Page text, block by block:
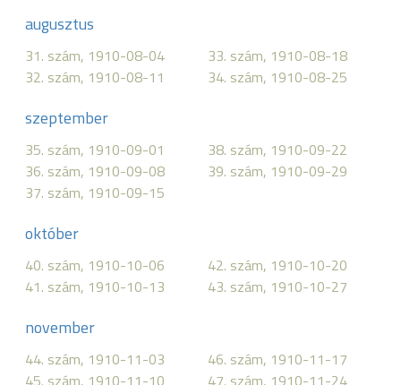
augusztus
31. szám, 1910-08-04
32. szám, 1910-08-11
33. szám, 1910-08-18
34. szám, 1910-08-25
szeptember
35. szám, 1910-09-01
36. szám, 1910-09-08
37. szám, 1910-09-15
38. szám, 1910-09-22
39. szám, 1910-09-29
október
40. szám, 1910-10-06
41. szám, 1910-10-13
42. szám, 1910-10-20
43. szám, 1910-10-27
november
44. szám, 1910-11-03
45. szám, 1910-11-10
46. szám, 1910-11-17
47. szám, 1910-11-24